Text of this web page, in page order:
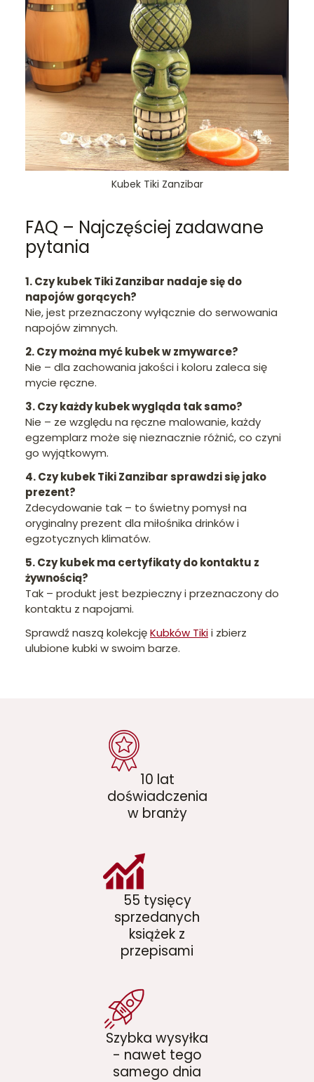
Kubek Tiki Zanzibar
FAQ – Najczęściej zadawane
pytania
1. Czy kubek Tiki Zanzibar nadaje się do
napojów gorących?
Nie, jest przeznaczony wyłącznie do serwowania
napojów zimnych.
2. Czy można myć kubek w zmywarce?
Nie – dla zachowania jakości i koloru zaleca się
mycie ręczne.
3. Czy każdy kubek wygląda tak samo?
Nie – ze względu na ręczne malowanie, każdy
egzemplarz może się nieznacznie różnić, co czyni
go wyjątkowym.
4. Czy kubek Tiki Zanzibar sprawdzi się jako
prezent?
Zdecydowanie tak – to świetny pomysł na
oryginalny prezent dla miłośnika drinków i
egzotycznych klimatów.
5. Czy kubek ma certyfikaty do kontaktu z
żywnością?
Tak – produkt jest bezpieczny i przeznaczony do
kontaktu z napojami.
Sprawdź naszą kolekcjęKubków Tikii zbierz
ulubione kubki w swoim barze.
10 lat
doświadczenia
w branży
55 tysięcy
sprzedanych
książek z
przepisami
Szybka wysyłka
- nawet tego
samego dnia